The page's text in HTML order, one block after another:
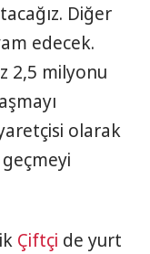
Diğer
edecek.
2,5 milyonu
olarak
geçmeyi
Çiftçi de yurt